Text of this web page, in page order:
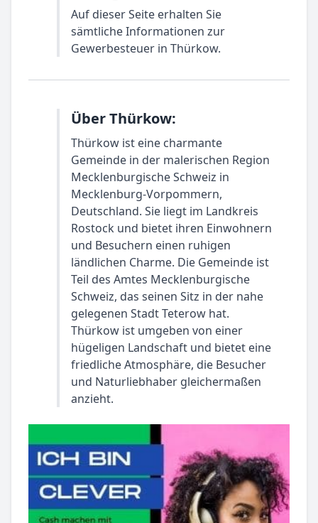
Auf dieser Seite erhalten Sie
sämtliche Informationen zur
Gewerbesteuer in Thürkow.
Über Thürkow:
Thürkow ist eine charmante
Gemeinde in der malerischen Region
Mecklenburgische Schweiz in
Mecklenburg-Vorpommern,
Deutschland. Sie liegt im Landkreis
Rostock und bietet ihren Einwohnern
und Besuchern einen ruhigen
ländlichen Charme. Die Gemeinde ist
Teil des Amtes Mecklenburgische
Schweiz, das seinen Sitz in der nahe
gelegenen Stadt Teterow hat.
Thürkow ist umgeben von einer
hügeligen Landschaft und bietet eine
friedliche Atmosphäre, die Besucher
und Naturliebhaber gleichermaßen
anzieht.